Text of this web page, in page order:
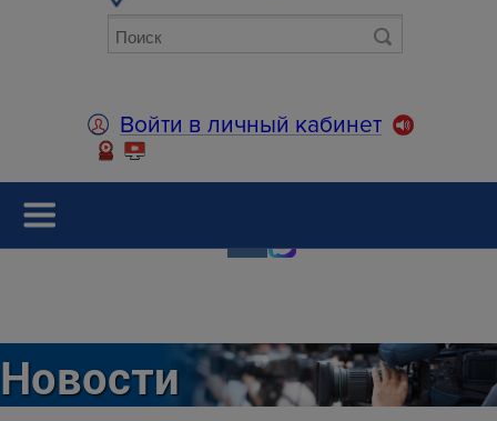
Войти в личный кабинет
Новости